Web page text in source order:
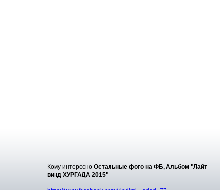
Кому интересно Остальные фото на ФБ, Альбом "Лайт
винд ХУРГАДА 2015"